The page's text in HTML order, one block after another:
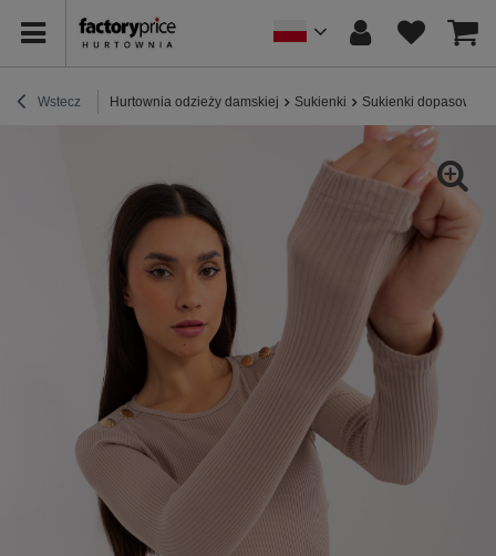
Wstecz Hurtownia odzieży damskiej Sukienki Sukienki dopasowane